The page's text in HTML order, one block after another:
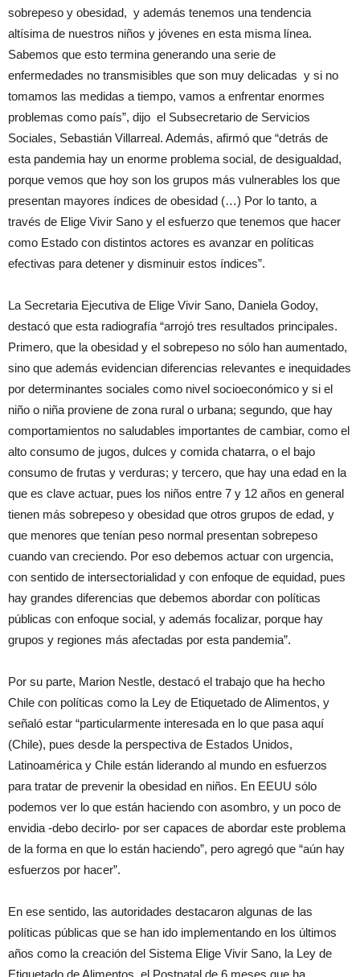
sobrepeso y obesidad, y además tenemos una tendencia
altísima de nuestros niños y jóvenes en esta misma línea.
Sabemos que esto termina generando una serie de
enfermedades no transmisibles que son muy delicadas y si no
tomamos las medidas a tiempo, vamos a enfrentar enormes
problemas como país”, dijo el Subsecretario de Servicios
Sociales, Sebastián Villarreal. Además, afirmó que “detrás de
esta pandemia hay un enorme problema social, de desigualdad,
porque vemos que hoy son los grupos más vulnerables los que
presentan mayores índices de obesidad (…) Por lo tanto, a
través de Elige Vivir Sano y el esfuerzo que tenemos que hacer
como Estado con distintos actores es avanzar en políticas
efectivas para detener y disminuir estos índices”.
La Secretaria Ejecutiva de Elige Vivir Sano, Daniela Godoy,
destacó que esta radiografía “arrojó tres resultados principales.
Primero, que la obesidad y el sobrepeso no sólo han aumentado,
sino que además evidencian diferencias relevantes e inequidades
por determinantes sociales como nivel socioeconómico y si el
niño o niña proviene de zona rural o urbana; segundo, que hay
comportamientos no saludables importantes de cambiar, como el
alto consumo de jugos, dulces y comida chatarra, o el bajo
consumo de frutas y verduras; y tercero, que hay una edad en la
que es clave actuar, pues los niños entre 7 y 12 años en general
tienen más sobrepeso y obesidad que otros grupos de edad, y
que menores que tenían peso normal presentan sobrepeso
cuando van creciendo. Por eso debemos actuar con urgencia,
con sentido de intersectorialidad y con enfoque de equidad, pues
hay grandes diferencias que debemos abordar con políticas
públicas con enfoque social, y además focalizar, porque hay
grupos y regiones más afectadas por esta pandemia”.
Por su parte, Marion Nestle, destacó el trabajo que ha hecho
Chile con políticas como la Ley de Etiquetado de Alimentos, y
señaló estar “particularmente interesada en lo que pasa aquí
(Chile), pues desde la perspectiva de Estados Unidos,
Latinoamérica y Chile están liderando al mundo en esfuerzos
para tratar de prevenir la obesidad en niños. En EEUU sólo
podemos ver lo que están haciendo con asombro, y un poco de
envidia -debo decirlo- por ser capaces de abordar este problema
de la forma en que lo están haciendo”, pero agregó que “aún hay
esfuerzos por hacer”.
En ese sentido, las autoridades destacaron algunas de las
políticas públicas que se han ido implementando en los últimos
años como la creación del Sistema Elige Vivir Sano, la Ley de
Etiquetado de Alimentos, el Postnatal de 6 meses que ha